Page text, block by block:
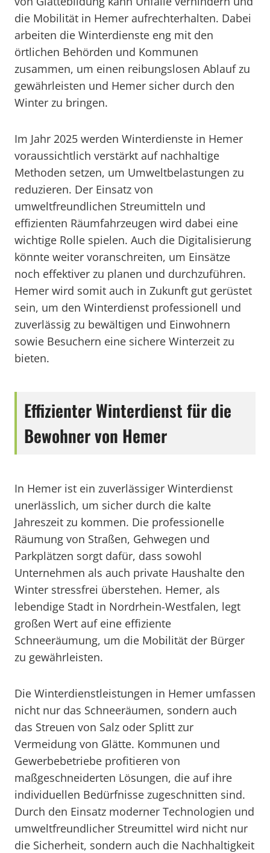
die Mobilität in Hemer aufrechterhalten. Dabei
arbeiten die Winterdienste eng mit den
örtlichen Behörden und Kommunen
zusammen, um einen reibungslosen Ablauf zu
gewährleisten und Hemer sicher durch den
Winter zu bringen.
Im Jahr 2025 werden Winterdienste in Hemer
voraussichtlich verstärkt auf nachhaltige
Methoden setzen, um Umweltbelastungen zu
reduzieren. Der Einsatz von
umweltfreundlichen Streumitteln und
effizienten Räumfahrzeugen wird dabei eine
wichtige Rolle spielen. Auch die Digitalisierung
könnte weiter voranschreiten, um Einsätze
noch effektiver zu planen und durchzuführen.
Hemer wird somit auch in Zukunft gut gerüstet
sein, um den Winterdienst professionell und
zuverlässig zu bewältigen und Einwohnern
sowie Besuchern eine sichere Winterzeit zu
bieten.
Effizienter Winterdienst für die
Bewohner von Hemer
In Hemer ist ein zuverlässiger Winterdienst
unerlässlich, um sicher durch die kalte
Jahreszeit zu kommen. Die professionelle
Räumung von Straßen, Gehwegen und
Parkplätzen sorgt dafür, dass sowohl
Unternehmen als auch private Haushalte den
Winter stressfrei überstehen. Hemer, als
lebendige Stadt in Nordrhein-Westfalen, legt
großen Wert auf eine effiziente
Schneeräumung, um die Mobilität der Bürger
zu gewährleisten.
Die Winterdienstleistungen in Hemer umfassen
nicht nur das Schneeräumen, sondern auch
das Streuen von Salz oder Splitt zur
Vermeidung von Glätte. Kommunen und
Gewerbebetriebe profitieren von
maßgeschneiderten Lösungen, die auf ihre
individuellen Bedürfnisse zugeschnitten sind.
Durch den Einsatz moderner Technologien und
umweltfreundlicher Streumittel wird nicht nur
die Sicherheit, sondern auch die Nachhaltigkeit